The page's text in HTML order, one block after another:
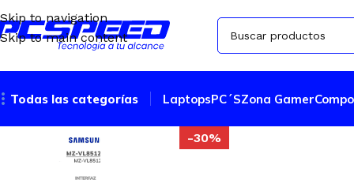
Skip to navigation
Skip to main content
Todas las categorías LaptopsPC´SZona Gamer
-30%